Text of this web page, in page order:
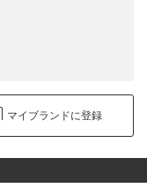
マイブランドに登録